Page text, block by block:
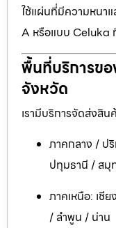
ใช้แผ่นที่มีความหนาแ
A หรือแบบ Celuka
พื้นที่บริการข
จังหวัด
เรามีบริการจัดส่งสิ
ภาคกลาง / ป
ปทุมธานี / สมุ
ภาคเหนือ: เชี
/ ลำพูน / น่าน